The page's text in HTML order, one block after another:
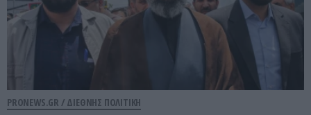
PRONEWS.GR / ΔΙΕΘΝΗΣ ΠΟΛΙΤΙΚΗ